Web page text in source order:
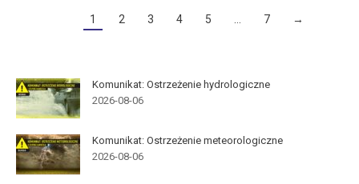
1 2 3 4 5 … 7 →
Komunikat: Ostrzeżenie hydrologiczne
2026-08-06
Komunikat: Ostrzeżenie meteorologiczne
2026-08-06